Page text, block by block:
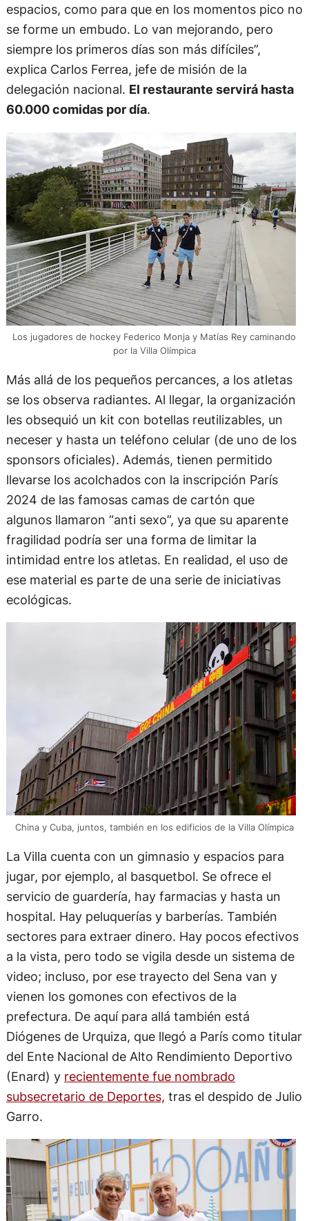
espacios, como para que en los momentos pico no
se forme un embudo. Lo van mejorando, pero
siempre los primeros días son más difíciles”,
explica Carlos Ferrea, jefe de misión de la
delegación nacional. El restaurante servirá hasta
60.000 comidas por día.
Los jugadores de hockey Federico Monja y Matías Rey caminando
por la Villa Olímpica
Más allá de los pequeños percances, a los atletas
se los observa radiantes. Al llegar, la organización
les obsequió un kit con botellas reutilizables, un
neceser y hasta un teléfono celular (de uno de los
sponsors oficiales). Además, tienen permitido
llevarse los acolchados con la inscripción París
2024 de las famosas camas de cartón que
algunos llamaron “anti sexo”, ya que su aparente
fragilidad podría ser una forma de limitar la
intimidad entre los atletas. En realidad, el uso de
ese material es parte de una serie de iniciativas
ecológicas.
China y Cuba, juntos, también en los edificios de la Villa Olímpica
La Villa cuenta con un gimnasio y espacios para
jugar, por ejemplo, al basquetbol. Se ofrece el
servicio de guardería, hay farmacias y hasta un
hospital. Hay peluquerías y barberías. También
sectores para extraer dinero. Hay pocos efectivos
a la vista, pero todo se vigila desde un sistema de
video; incluso, por ese trayecto del Sena van y
vienen los gomones con efectivos de la
prefectura. De aquí para allá también está
Diógenes de Urquiza, que llegó a París como titular
del Ente Nacional de Alto Rendimiento Deportivo
(Enard) y recientemente fue nombrado
subsecretario de Deportes, tras el despido de Julio
Garro.